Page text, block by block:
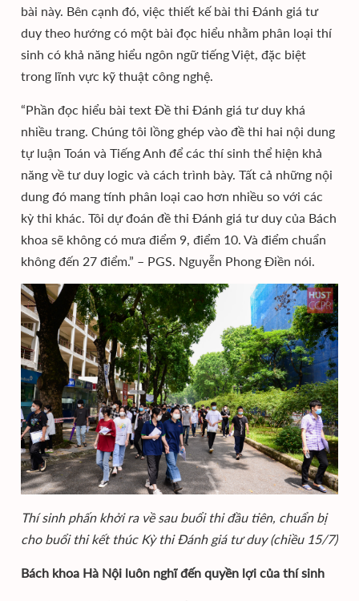
bài này. Bên cạnh đó, việc thiết kế bài thi Đánh giá tư
duy theo hướng có một bài đọc hiểu nhằm phân loại thí
sinh có khả năng hiểu ngôn ngữ tiếng Việt, đặc biệt
trong lĩnh vực kỹ thuật công nghệ.
“Phần đọc hiểu bài text Đề thi Đánh giá tư duy khá
nhiều trang. Chúng tôi lồng ghép vào đề thi hai nội dung
tự luận Toán và Tiếng Anh để các thí sinh thể hiện khả
năng về tư duy logic và cách trình bày. Tất cả những nội
dung đó mang tính phân loại cao hơn nhiều so với các
kỳ thi khác. Tôi dự đoán đề thi Đánh giá tư duy của Bách
khoa sẽ không có mưa điểm 9, điểm 10. Và điểm chuẩn
không đến 27 điểm.” – PGS. Nguyễn Phong Điền nói.
Thí sinh phấn khởi ra về sau buổi thi đầu tiên, chuẩn bị
cho buổi thi kết thúc Kỳ thi Đánh giá tư duy (chiều 15/7)
Bách khoa Hà Nội luôn nghĩ đến quyền lợi của thí sinh